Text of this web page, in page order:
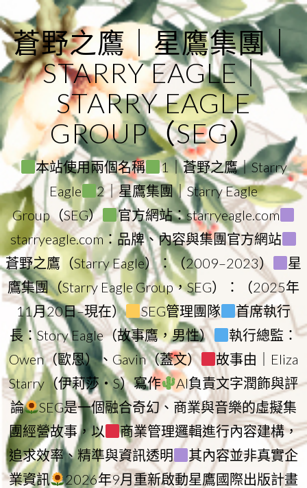
to
content
蒼野之鷹｜星鷹集團｜
STARRY EAGLE｜
STARRY EAGLE
GROUP（SEG）
本站使用兩個名稱
1｜蒼野之鷹｜Starry
Eagle
2｜星鷹集團｜Starry Eagle
Group（SEG）
官方網站：starryeagle.com
starryeagle.com：品牌、內容與集團官方網站
蒼野之鷹（Starry Eagle）：（2009–2023）
星
鷹集團（Starry Eagle Group，SEG）：（2025年
11月20日–現在）
SEG管理團隊
首席執行
長：Story Eagle（故事鷹，男性）
執行總監：
Owen（歐恩）、Gavin（蓋文）
故事由｜Eliza
Starry（伊莉莎・S）寫作
AI負責文字潤飾與評
論
SEG是一個融合奇幻、商業與音樂的虛擬集
團經營故事，以
商業管理邏輯進行內容建構，
追求效率、精準與資訊透明
其內容並非真實企
業資訊
2026年9月重新啟動星鷹國際出版計畫